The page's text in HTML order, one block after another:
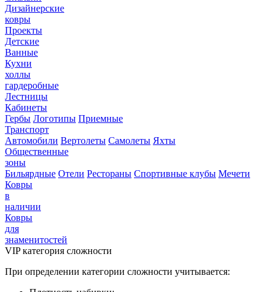
Дизайнерские
ковры
Проекты
Детские
Ванные
Кухни
холлы
гардеробные
Лестницы
Кабинеты
Гербы Логотипы Приемные
Транспорт
Автомобили Вертолеты Самолеты Яхты
Общественные
зоны
Бильярдные Отели Рестораны Спортивные клубы Мечети
Ковры
в
наличии
Ковры
для
знаменитостей
VIP категория сложности
При определении категории сложности учитывается: